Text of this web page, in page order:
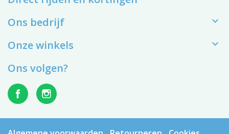
Ons bedrijf 
Onze winkels 
Ons volgen?